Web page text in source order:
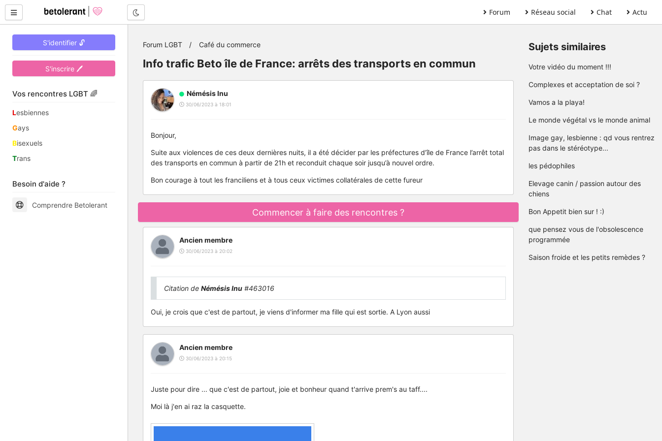
Forum Réseau social Chat Actu
S'identifier 🔓
S'inscrire 🖊
Vos rencontres LGBT 🌈
Lesbiennes
Gays
Bisexuels
Trans
Besoin d'aide ?
Comprendre Betolerant
Forum LGBT Café du commerce
Info trafic Beto île de France: arrêts des transports en commun
Némésis Inu
30/06/2023 à 18:01
Bonjour,
Suite aux violences de ces deux dernières nuits, il a été décider par les préfectures d’île de France l’arrêt total
des transports en commun à partir de 21h et reconduit chaque soir jusqu’à nouvel ordre.
Bon courage à tout les franciliens et à tous ceux victimes collatérales de cette fureur
Commencer à faire des rencontres ?
Ancien membre
30/06/2023 à 20:02
Citation de Némésis Inu #463016
Oui, je crois que c'est de partout, je viens d'informer ma fille qui est sortie. A Lyon aussi
Ancien membre
30/06/2023 à 20:15
Juste pour dire ... que c'est de partout, joie et bonheur quand t'arrive prem's au taff....
Moi là j'en ai raz la casquette.
Sujets similaires
Votre vidéo du moment !!!
Complexes et acceptation de soi ?
Vamos a la playa!
Le monde végétal vs le monde animal
Image gay, lesbienne : qd vous rentrez
pas dans le stéréotype...
les pédophiles
Elevage canin / passion autour des
chiens
Bon Appetit bien sur ! :)
que pensez vous de l'obsolescence
programmée
Saison froide et les petits remèdes ?